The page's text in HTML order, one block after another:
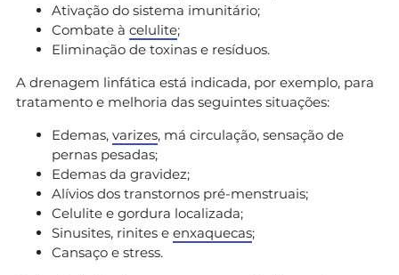
Ativação do sistema imunitário;
Combate à celulite;
Eliminação de toxinas e resíduos.
A drenagem linfática está indicada, por exemplo, para
tratamento e melhoria das seguintes situações:
Edemas, varizes, má circulação, sensação de
pernas pesadas;
Edemas da gravidez;
Alívios dos transtornos pré-menstruais;
Celulite e gordura localizada;
Sinusites, rinites e enxaquecas;
Cansaço e stress.